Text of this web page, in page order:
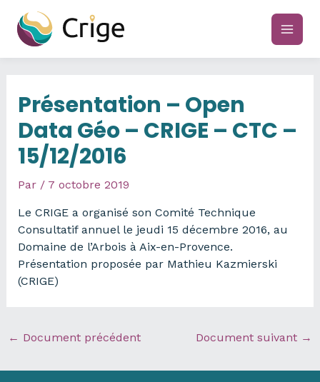
contenu
main
Présentation – Open
Data Géo – CRIGE – CTC –
15/12/2016
Par / 7 octobre 2019
Le CRIGE a organisé son Comité Technique
Consultatif annuel le jeudi 15 décembre 2016, au
Domaine de l’Arbois à Aix-en-Provence.
Présentation proposée par Mathieu Kazmierski
(CRIGE)
← Document précédent Document suivant →